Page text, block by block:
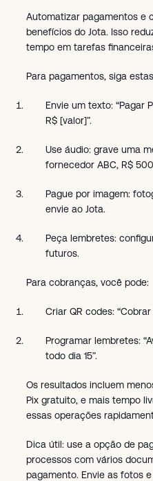
Automatizar pagamentos e
benefícios do Jota. Isso
tempo em tarefas
Para pagamentos, siga
Envie um texto: “Pagar
R$ [valor]”.
Use áudio: grave uma
fornecedor ABC, R$
Pague por imagem:
envie ao Jota.
Peça lembretes:
futuros.
Para cobranças, você pode:
Criar QR codes:
Programar lembretes:
todo dia 15”.
Os resultados incluem
Pix gratuito, e mais tempo
essas operações
Dica útil: use a opção de
processos com vários
pagamento. Envie as fotos